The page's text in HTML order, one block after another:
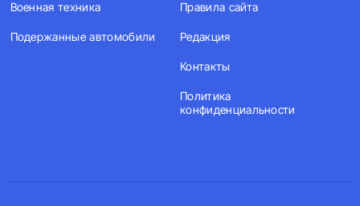
Военная техника
Подержанные автомобили
Правила сайта
Редакция
Контакты
Политика
конфиденциальности